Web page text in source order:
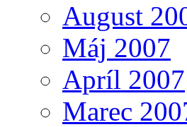
August
Máj 2007
Apríl 2007
Marec